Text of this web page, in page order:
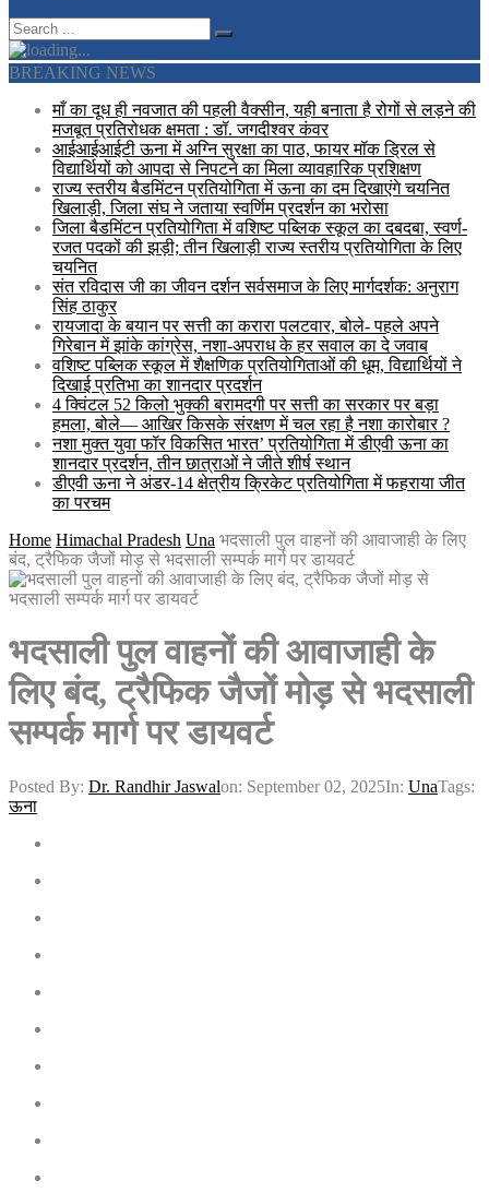
BREAKING NEWS
माँ का दूध ही नवजात की पहली वैक्सीन, यही बनाता है रोगों से लड़ने की
मजबूत प्रतिरोधक क्षमता : डॉ. जगदीश्वर कंवर
आईआईआईटी ऊना में अग्नि सुरक्षा का पाठ, फायर मॉक ड्रिल से
विद्यार्थियों को आपदा से निपटने का मिला व्यावहारिक प्रशिक्षण
राज्य स्तरीय बैडमिंटन प्रतियोगिता में ऊना का दम दिखाएंगे चयनित
खिलाड़ी, जिला संघ ने जताया स्वर्णिम प्रदर्शन का भरोसा
जिला बैडमिंटन प्रतियोगिता में वशिष्ट पब्लिक स्कूल का दबदबा, स्वर्ण-
रजत पदकों की झड़ी; तीन खिलाड़ी राज्य स्तरीय प्रतियोगिता के लिए
चयनित
संत रविदास जी का जीवन दर्शन सर्वसमाज के लिए मार्गदर्शक: अनुराग
सिंह ठाकुर
रायजादा के बयान पर सत्ती का करारा पलटवार, बोले- पहले अपने
गिरेबान में झांके कांग्रेस, नशा-अपराध के हर सवाल का दे जवाब
वशिष्ट पब्लिक स्कूल में शैक्षणिक प्रतियोगिताओं की धूम, विद्यार्थियों ने
दिखाई प्रतिभा का शानदार प्रदर्शन
4 क्विंटल 52 किलो भुक्की बरामदगी पर सत्ती का सरकार पर बड़ा
हमला, बोले— आखिर किसके संरक्षण में चल रहा है नशा कारोबार ?
नशा मुक्त युवा फॉर विकसित भारत’ प्रतियोगिता में डीएवी ऊना का
शानदार प्रदर्शन, तीन छात्राओं ने जीते शीर्ष स्थान
डीएवी ऊना ने अंडर-14 क्षेत्रीय क्रिकेट प्रतियोगिता में फहराया जीत
का परचम
Home Himachal Pradesh Una भदसाली पुल वाहनों की आवाजाही के लिए
बंद, ट्रैफिक जैजों मोड़ से भदसाली सम्पर्क मार्ग पर डायवर्ट
भदसाली पुल वाहनों की आवाजाही के
लिए बंद, ट्रैफिक जैजों मोड़ से भदसाली
सम्पर्क मार्ग पर डायवर्ट
Posted By: Dr. Randhir Jaswalon: September 02, 2025In: UnaTags:
ऊना